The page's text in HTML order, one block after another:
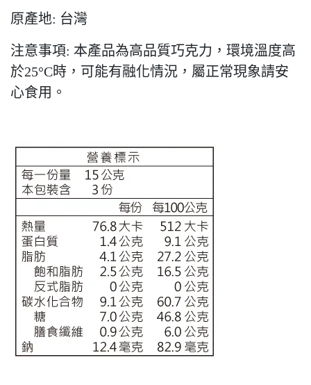
原產地: 台灣
注意事項: 本產品為高品質巧克力，環境溫度高
於25°C時，可能有融化情況，屬正常現象請安
心食用。